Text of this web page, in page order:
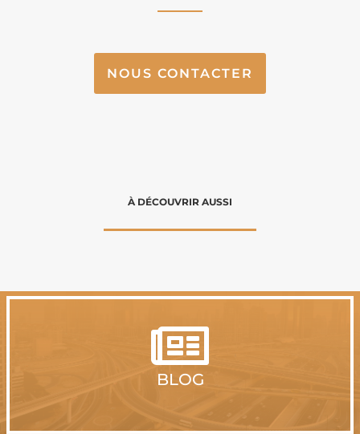
NOUS CONTACTER
À DÉCOUVRIR AUSSI

BLOG